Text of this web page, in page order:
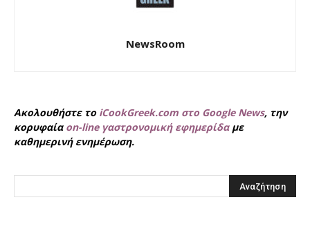
NewsRoom
Ακολουθήστε το iCookGreek.com στο Google News, την
κορυφαία on-line γαστρονομική εφημερίδαμε
καθημερινή ενημέρωση.